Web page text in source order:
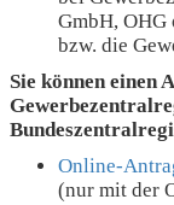
GmbH, OHG
bzw. die
Sie können einen
Online-
(nur mit der